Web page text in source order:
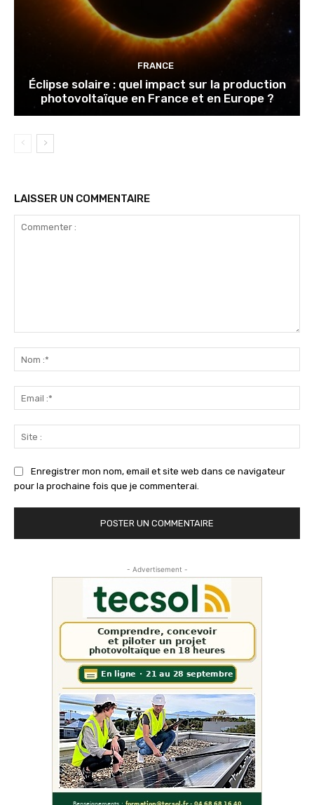
FRANCE
Éclipse solaire : quel impact sur la production
photovoltaïque en France et en Europe ?
LAISSER UN COMMENTAIRE
Enregistrer mon nom, email et site web dans ce navigateur
pour la prochaine fois que je commenterai.
- Advertisement -